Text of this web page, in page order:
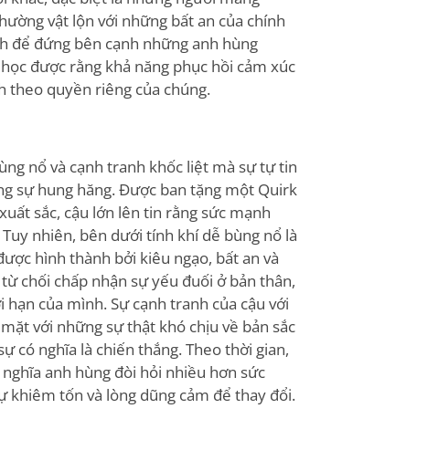
vật lộn với những bất an của chính
để đứng bên cạnh những anh hùng
được rằng khả năng phục hồi cảm xúc
theo quyền riêng của chúng.
nổ và cạnh tranh khốc liệt mà sự tự tin
sự hung hăng. Được ban tặng một Quirk
sắc, cậu lớn lên tin rằng sức mạnh
nhiên, bên dưới tính khí dễ bùng nổ là
hình thành bởi kiêu ngạo, bất an và
chối chấp nhận sự yếu đuối ở bản thân,
của mình. Sự cạnh tranh của cậu với
với những sự thật khó chịu về bản sắc
có nghĩa là chiến thắng. Theo thời gian,
anh hùng đòi hỏi nhiều hơn sức
tốn và lòng dũng cảm để thay đổi.